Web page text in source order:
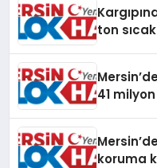
ton
41
koruma